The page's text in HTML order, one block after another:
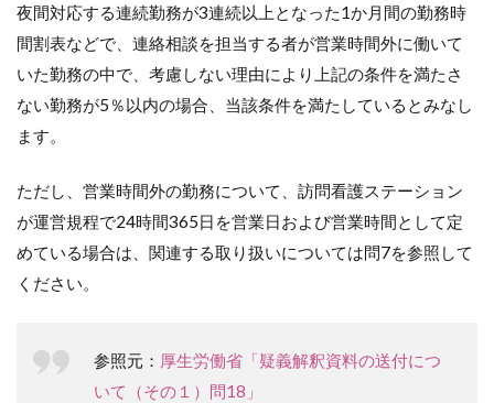
夜間対応する連続勤務が3連続以上となった1か月間の勤務時
間割表などで、連絡相談を担当する者が営業時間外に働いて
いた勤務の中で、考慮しない理由により上記の条件を満たさ
ない勤務が5％以内の場合、当該条件を満たしているとみなし
ます。
ただし、営業時間外の勤務について、訪問看護ステーション
が運営規程で24時間365日を営業日および営業時間として定
めている場合は、関連する取り扱いについては問7を参照して
ください。
参照元： 厚生労働省「疑義解釈資料の送付につ
いて（その１）問18」